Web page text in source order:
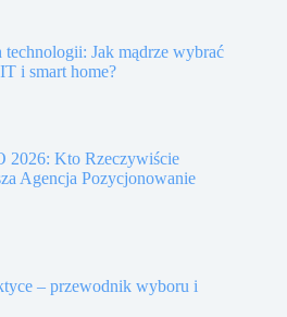
Jak mądrze wybrać
i smart home?
2026: Kto Rzeczywiście
Agencja Pozycjonowanie
– przewodnik wyboru i